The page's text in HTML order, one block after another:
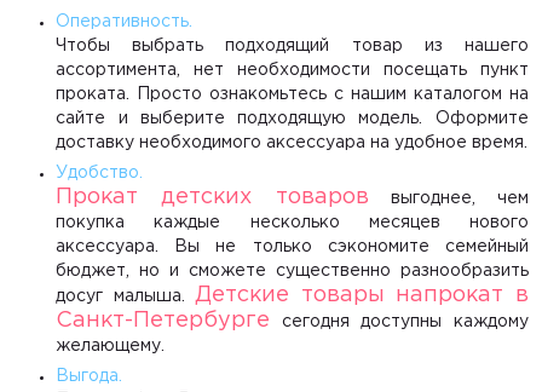
Коляски
Условия проката
Контакты
Оперативность.
Чтобы выбрать подходящий товар из нашего
ассортимента, нет необходимости посещать пункт
проката. Просто ознакомьтесь с нашим каталогом на
сайте и выберите подходящую модель. Оформите
доставку необходимого аксессуара на удобное время.
Удобство.
Прокат детских товаров выгоднее, чем
покупка каждые несколько месяцев нового
аксессуара. Вы не только сэкономите семейный
бюджет, но и сможете существенно разнообразить
досуг малыша. Детские товары напрокат в
Санкт-Петербурге
сегодня доступны каждому
желающему.
Выгода.